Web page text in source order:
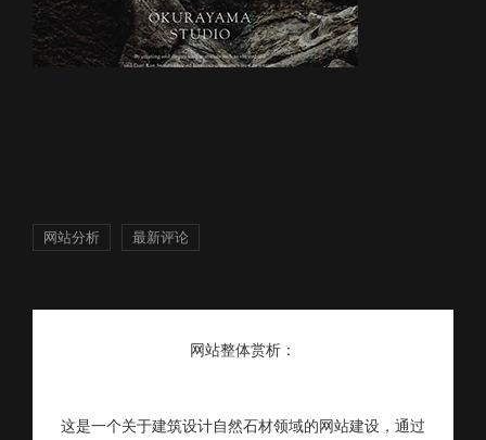
网站分析 最新评论
网站整体赏析：
这是一个关于建筑设计自然石材领域的网站建设，通过